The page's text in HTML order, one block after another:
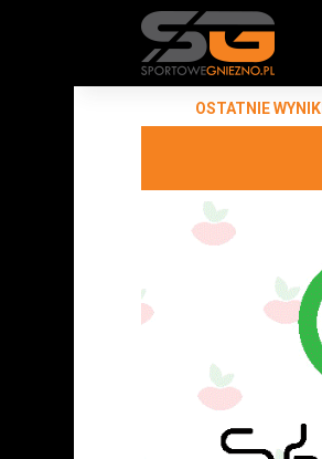
OSTATNIE WYNIKI